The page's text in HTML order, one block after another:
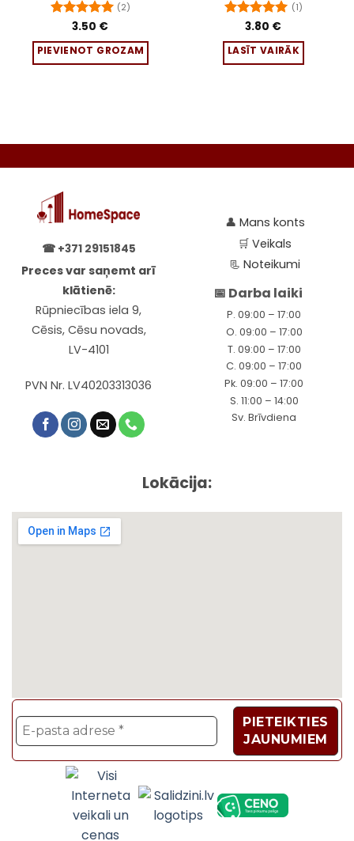
Novērtēts
(2)
3.50 €
PIEVIENOT GROZAM
Novērtēts
(1)
3.80 €
LASĪT VAIRĀK
☎ +371 29151845
Preces var saņemt arī
klātienē:
Rūpniecības iela 9,
Cēsis, Cēsu novads,
LV-4101
PVN Nr. LV40203313036
👤 Mans konts
🛒Veikals
📃Noteikumi
📅 Darba laiki
P. 09:00 – 17:00
O. 09:00 – 17:00
T. 09:00 – 17:00
C. 09:00 – 17:00
Pk. 09:00 – 17:00
S. 11:00 – 14:00
Sv. Brīvdiena
Lokācija: